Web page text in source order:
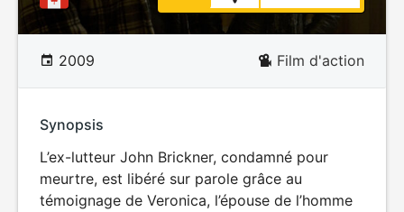
2009 Film d'action
Synopsis
L’ex-lutteur John Brickner, condamné pour
meurtre, est libéré sur parole grâce au
témoignage de Veronica, l’épouse de l’homme